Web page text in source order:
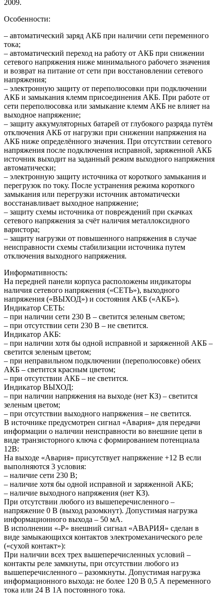
2009.
Особенности:
– автоматический заряд АКБ при наличии сети переменного
тока;
– автоматический переход на работу от АКБ при снижении
сетевого напряжения ниже минимального рабочего значения
и возврат на питание от сети при восстановлении сетевого
напряжения;
– электронную защиту от переполюсовки при подключении
АКБ и замыкания клемм присоединения АКБ. При работе от
сети переполюсовка или замыкание клемм АКБ не влияет на
выходное напряжение;
– защиту аккумуляторных батарей от глубокого разряда путём
отключения АКБ от нагрузки при снижении напряжения на
АКБ ниже определённого значения. При отсутствии сетевого
напряжения после подключения исправной, заряженной АКБ
источник выходит на заданный режим выходного напряжения
автоматически;
– электронную защиту источника от короткого замыкания и
перегрузок по току. После устранения режима короткого
замыкания или перегрузки источник автоматически
восстанавливает выходное напряжение;
– защиту схемы источника от повреждений при скачках
сетевого напряжения за счёт наличия металлоксидного
варистора;
– защиту нагрузки от повышенного напряжения в случае
неисправности схемы стабилизации источника путем
отключения выходного напряжения.
Информативность:
На передней панели корпуса расположены индикаторы
наличия сетевого напряжения («СЕТЬ»), выходного
напряжения («ВЫХОД») и состояния АКБ («АКБ»).
Индикатор СЕТЬ:
– при наличии сети 230 В – светится зеленым светом;
– при отсутствии сети 230 В – не светится.
Индикатор АКБ:
– при наличии хотя бы одной исправной и заряженной АКБ –
светится зеленым цветом;
– при неправильном подключении (переполюсовке) обеих
АКБ – светится красным цветом;
– при отсутствии АКБ – не светится.
Индикатор ВЫХОД:
– при наличии напряжения на выходе (нет КЗ) – светится
зеленым цветом;
– при отсутствии выходного напряжения – не светится.
В источнике предусмотрен сигнал «Авария» для передачи
информации о наличии неисправности во внешние цепи в
виде транзисторного ключа с формированием потенциала
12В:
На выходе «Авария» присутствует напряжение +12 В если
выполняются 3 условия:
– наличие сети 230 В;
– наличие хотя бы одной исправной и заряженной АКБ;
– наличие выходного напряжения (нет КЗ).
При отсутствии любого из вышеперечисленного –
напряжение 0 В (выход разомкнут). Допустимая нагрузка
информационного выхода – 50 мА.
В исполнении «-Р» внешний сигнал «АВАРИЯ» сделан в
виде замыкающихся контактов электромеханического реле
(«сухой контакт»):
При наличии всех трех вышеперечисленных условий –
контакты реле замкнуты, при отсутствии любого из
вышеперечисленного – разомкнуты. Допустимая нагрузка
информационного выхода: не более 120 В 0,5 А переменного
тока или 24 В 1А постоянного тока.